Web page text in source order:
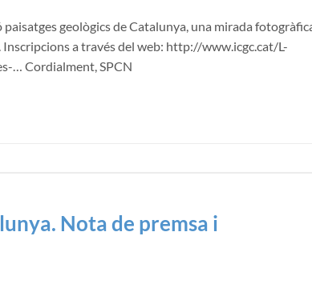
geològics de Catalunya, una mirada
Inscripcions a través del web: http://www.icgc.cat/L-
… Cordialment, SPCN
Nota de premsa i